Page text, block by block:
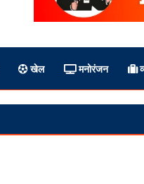
खेल मनोरंजन